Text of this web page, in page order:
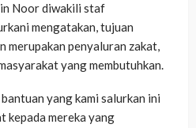
Noor diwakili staf
mengatakan, tujuan
merupakan penyaluran zakat,
yang membutuhkan.
yang kami salurkan ini
kepada mereka yang